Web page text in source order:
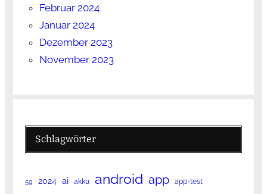
Februar 2024
Januar 2024
Dezember 2023
November 2023
Schlagwörter
5g 2024 ai akku android app app-test